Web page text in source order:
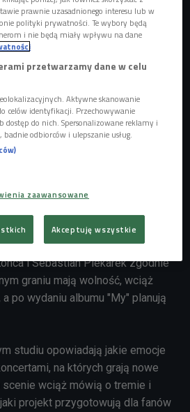
w "Strefie prywatnej" jest nowy
"My", a którego wydanie zbiegło
do grupy dołączył w 1987
jest powstanie grupy, choć
roku.
i Sebastian Piekarek zgodnie
graniu mają wolność, wciąż
po wydaniu albumu "My" planują
studiu opowiadają jakie emocje
na których grają nowe
scenie wciąż mówią o tremie i
projekt przygotowują dla fanów
prawnie uzasadnionego interesu lub w
polityki prywatności. Te wybory będą
i nie będą miały wpływu na dane
przetwarzamy dane w celu
Aktywne skanowanie
celów identyfikacji. Przechowywanie
do nich. Spersonalizowane reklamy i
odbiorców i ulepszanie usług.
zaawansowane
Akceptuję wszystkie